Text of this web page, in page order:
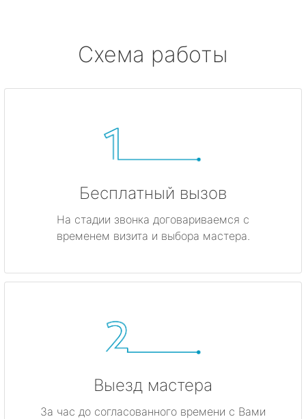
Схема работы
Бесплатный вызов
На стадии звонка договариваемся с
временем визита и выбора мастера.
Выезд мастера
За час до согласованного времени с Вами